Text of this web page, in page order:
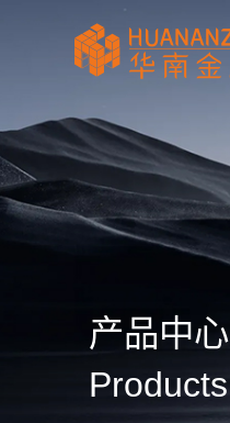
产品中心
Products